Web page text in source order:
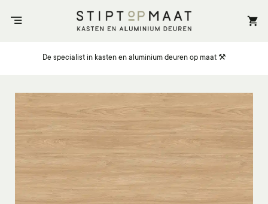
naar
De specialist in kasten en aluminium deuren op maat ⚒️